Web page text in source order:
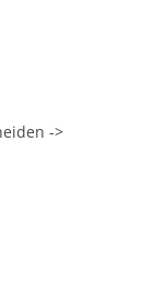
->